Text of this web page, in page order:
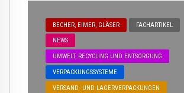
BECHER, EIMER, GLÄSER FACHARTIKEL
NEWS
UMWELT, RECYCLING UND ENTSORGUNG
VERPACKUNGSSYSTEME
VERSAND- UND LAGERVERPACKUNGEN